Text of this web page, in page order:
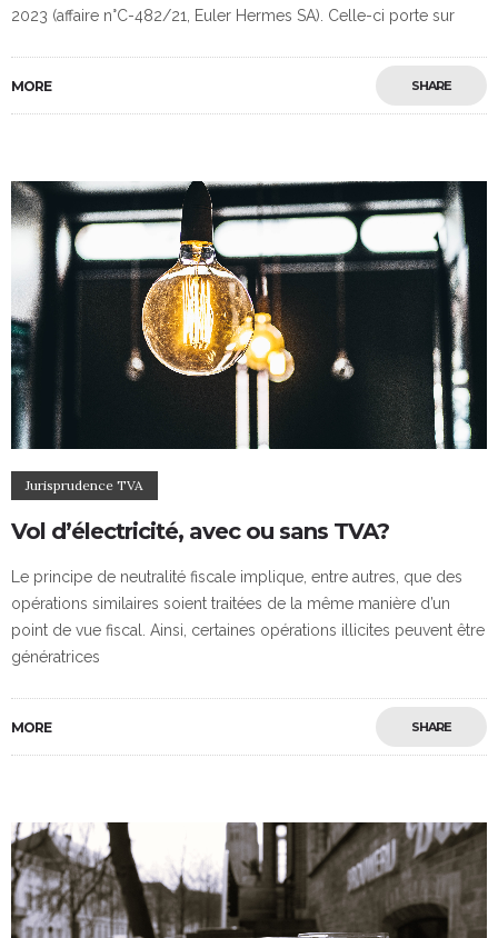
2023 (affaire n°C-482/21, Euler Hermes SA). Celle-ci porte sur
MORE SHARE
Jurisprudence TVA
Vol d’électricité, avec ou sans TVA?
Le principe de neutralité fiscale implique, entre autres, que des
opérations similaires soient traitées de la même manière d’un
point de vue fiscal. Ainsi, certaines opérations illicites peuvent être
génératrices
MORE SHARE